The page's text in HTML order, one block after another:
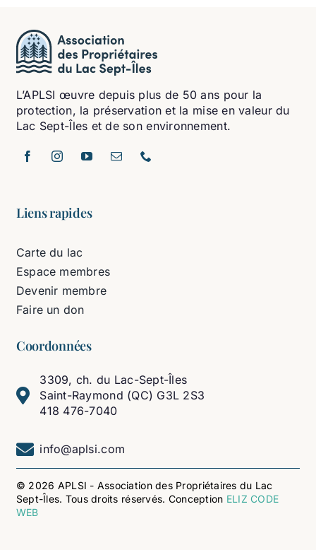
L’APLSI œuvre depuis plus de 50 ans pour la
protection, la préservation et la mise en valeur du
Lac Sept-Îles et de son environnement.
Liens rapides
Carte du lac
Espace membres
Devenir membre
Faire un don
Coordonnées
3309, ch. du Lac-Sept-Îles
Saint-Raymond (QC) G3L 2S3
418 476-7040
info@aplsi.com
© 2026 APLSI - Association des Propriétaires du Lac
Sept-Îles. Tous droits réservés. Conception ELIZ CODE
WEB